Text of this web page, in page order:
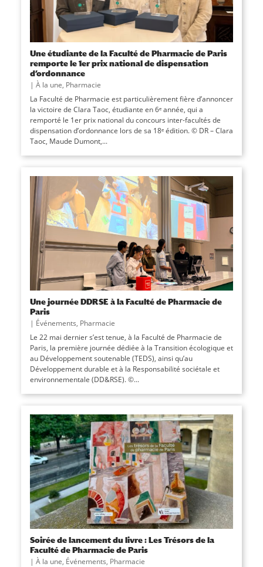
Une étudiante de la Faculté de Pharmacie de Paris
remporte le 1er prix national de dispensation
d’ordonnance
| À la une, Pharmacie
La Faculté de Pharmacie est particulièrement fière d’annoncer
la victoire de Clara Taoc, étudiante en 6ᵉ année, qui a
remporté le 1er prix national du concours inter-facultés de
dispensation d’ordonnance lors de sa 18ᵉ édition. © DR – Clara
Taoc, Maude Dumont,...
Une journée DDRSE à la Faculté de Pharmacie de
Paris
| Événements, Pharmacie
Le 22 mai dernier s’est tenue, à la Faculté de Pharmacie de
Paris, la première journée dédiée à la Transition écologique et
au Développement soutenable (TEDS), ainsi qu’au
Développement durable et à la Responsabilité sociétale et
environnementale (DD&RSE). ©...
Soirée de lancement du livre : Les Trésors de la
Faculté de Pharmacie de Paris
| À la une, Événements, Pharmacie